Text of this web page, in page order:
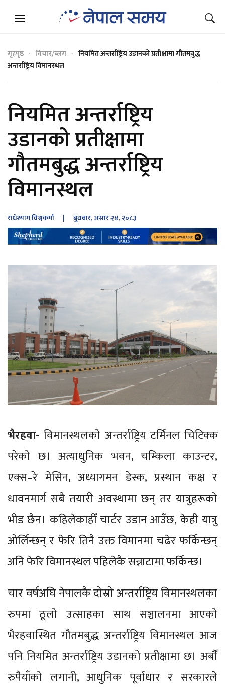
गृहपृष्ठ विचार/ब्लग
नियमित अन्तर्राष्ट्रिय उडानको प्रतीक्षामा गौतमबुद्ध
अन्तर्राष्ट्रिय विमानस्थल
नियमित अन्तर्राष्ट्रिय
उडानको प्रतीक्षामा
गौतमबुद्ध अन्तर्राष्ट्रिय
विमानस्थल
राधेश्याम विश्वकर्मा | बुधबार, असार २४, २०८३
भैरहवा- विमानस्थलको अन्तर्राष्ट्रिय टर्मिनल चिटिक्क
परेको छ। अत्याधुनिक भवन, चम्किला काउन्टर,
एक्स–रे मेसिन, अध्यागमन डेस्क, प्रस्थान कक्ष र
धावनमार्ग सबै तयारी अवस्थामा छन् तर यात्रुहरूको
भीड छैन। कहिलेकाहीँ चार्टर उडान आउँछ, केही यात्रु
ओर्लिन्छन् र फेरि तिनै उक्त विमानमा चढेर फर्किन्छन्
अनि फेरि विमानस्थल पहिलेकै सन्नाटामा फर्किन्छ।
चार वर्षअघि नेपालकै दोस्रो अन्तर्राष्ट्रिय विमानस्थलका
रुपमा ठूलो उत्साहका साथ सञ्चालनमा आएको
भैरहवास्थित गौतमबुद्ध अन्तर्राष्ट्रिय विमानस्थल आज
पनि नियमित अन्तर्राष्ट्रिय उडानको प्रतीक्षामा छ। अर्बौँ
रुपैयाँको लगानी, आधुनिक पूर्वाधार र सरकारले